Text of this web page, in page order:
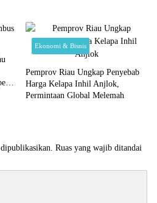
Ekonomi & Bisnis
Pemprov Riau Ungkap Penyebab
Harga Kelapa Inhil Anjlok,
Permintaan Global Melemah
Ruas yang wajib ditandai